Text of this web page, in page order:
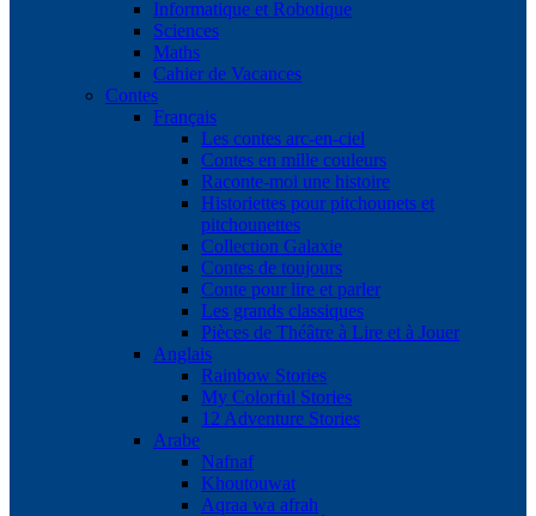
Informatique et Robotique
Sciences
Maths
Cahier de Vacances
Contes
Français
Les contes arc-en-ciel
Contes en mille couleurs
Raconte-moi une histoire
Historiettes pour pitchounets et
pitchounettes
Collection Galaxie
Contes de toujours
Conte pour lire et parler
Les grands classiques
Pièces de Théâtre à Lire et à Jouer
Anglais
Rainbow Stories
My Colorful Stories
12 Adventure Stories
Arabe
Nafnaf
Khoutouwat
Aqraa wa afrah